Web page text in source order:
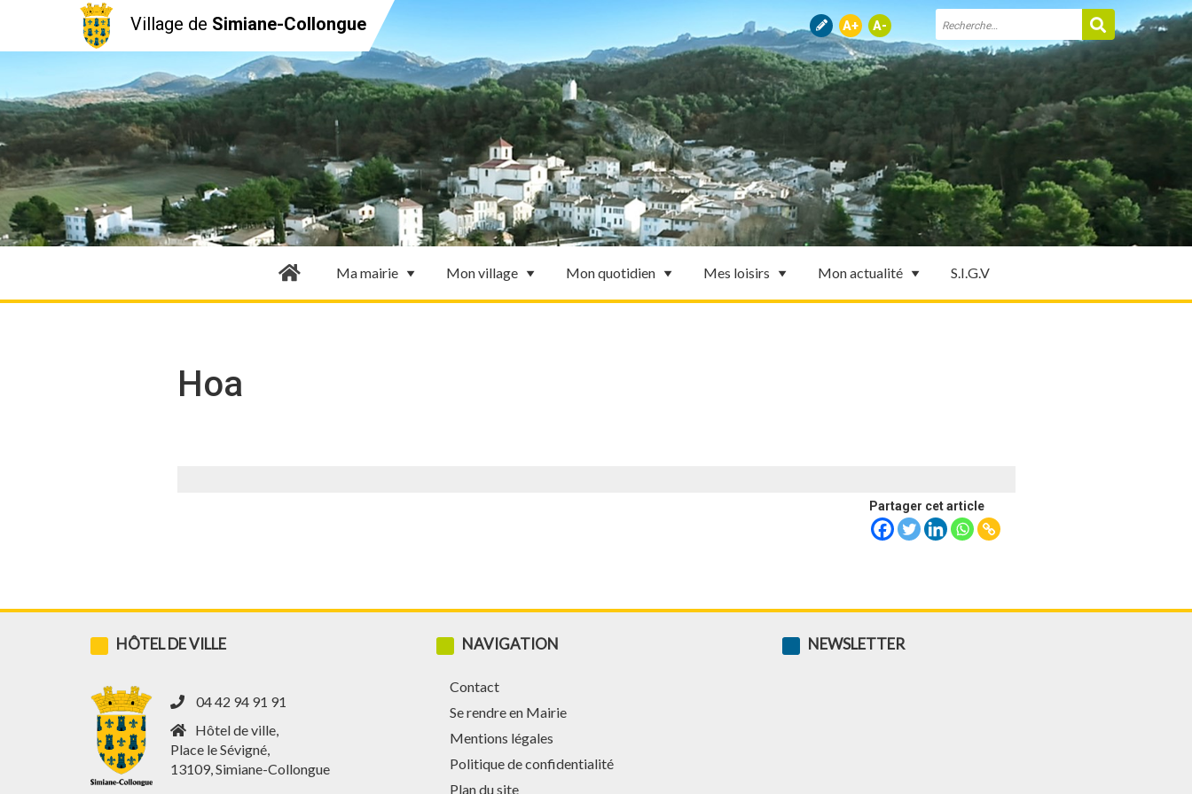
Village de Simiane-Collongue
Ma mairie Mon village Mon quotidien Mes loisirs Mon actualité S.I.G.V
Hoa
Partager cet article
HÔTEL DE VILLE
04 42 94 91 91
Hôtel de ville,
Place le Sévigné,
13109, Simiane-Collongue
NAVIGATION
Contact
Se rendre en Mairie
Mentions légales
Politique de confidentialité
Plan du site
NEWSLETTER